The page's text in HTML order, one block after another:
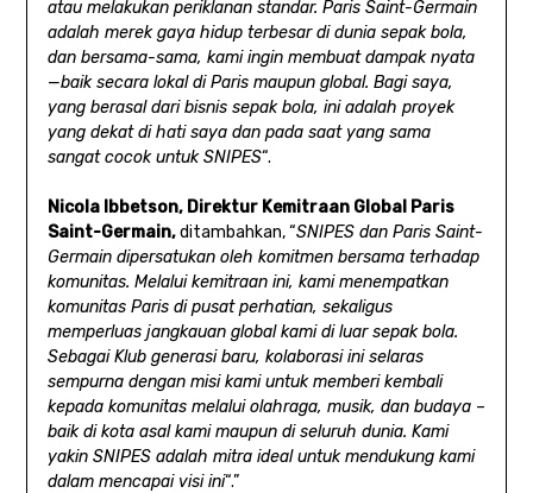
atau melakukan periklanan standar. Paris Saint-Germain
adalah merek gaya hidup terbesar di dunia sepak bola,
dan bersama-sama, kami ingin membuat dampak nyata
—baik secara lokal di Paris maupun global. Bagi saya,
yang berasal dari bisnis sepak bola, ini adalah proyek
yang dekat di hati saya dan pada saat yang sama
sangat cocok untuk SNIPES“.
Nicola Ibbetson, Direktur Kemitraan Global Paris
Saint-Germain,ditambahkan, “SNIPES dan Paris Saint-
Germain dipersatukan oleh komitmen bersama terhadap
komunitas. Melalui kemitraan ini, kami menempatkan
komunitas Paris di pusat perhatian, sekaligus
memperluas jangkauan global kami di luar sepak bola.
Sebagai Klub generasi baru, kolaborasi ini selaras
sempurna dengan misi kami untuk memberi kembali
kepada komunitas melalui olahraga, musik, dan budaya –
baik di kota asal kami maupun di seluruh dunia. Kami
yakin SNIPES adalah mitra ideal untuk mendukung kami
dalam mencapai visi ini“.”